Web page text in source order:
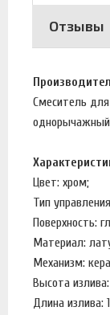
Отзывы
Смеситель
Цвет: хром;
Тип
Поверхность:
Материал:
Механизм:
Высота
Длина излива: